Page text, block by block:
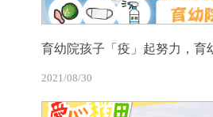
育幼院孩子「疫」起努力，育
2021/08/30